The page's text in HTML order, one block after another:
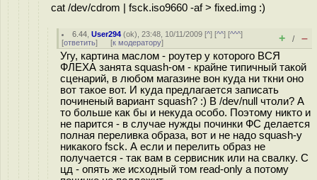
cat /dev/cdrom | fsck.iso9660 -af > fixed.img :)
6.44 ,User294 (ok), 23:48, 10/11/2009 [^] [^^] [^^^]
[ответить] [к модератору] + / –
Угу, картина маслом - роутер у которого ВСЯ
ФЛЕХА занята squash-ом - крайне типичный такой
сценарий, в любом магазине вон куда ни ткни оно
вот такое вот. И куда предлагается записать
починеный вариант squash? :) В /dev/null чтоли? А
то больше как бы и некуда особо. Поэтому никто и
не парится - в случае нужды починки ФС делается
полная переливка образа, вот и не надо squash-у
никакого fsck. А если и перелить образ не
получается - так вам в сервисник или на свалку. С
цд - опять же исходный том read-only а потому